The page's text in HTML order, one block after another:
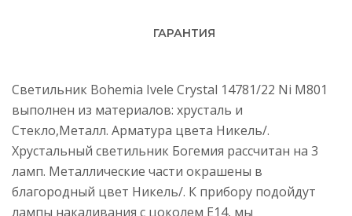
ГАРАНТИЯ
Светильник Bohemia Ivele Crystal 14781/22 Ni M801
выполнен из материалов: хрусталь и
Стекло,Металл. Арматура цвета Никель/.
Хрустальный светильник Богемия рассчитан на 3
ламп. Металлические части окрашены в
благородный цвет Никель/. К прибору подойдут
лампы накаливания с цоколем E14, мы